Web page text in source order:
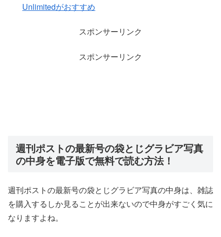
Unlimitedがおすすめ
スポンサーリンク
スポンサーリンク
週刊ポストの最新号の袋とじグラビア写真
の中身を電子版で無料で読む方法！
週刊ポストの最新号の袋とじグラビア写真の中身は、雑誌
を購入するしか見ることが出来ないので中身がすごく気に
なりますよね。